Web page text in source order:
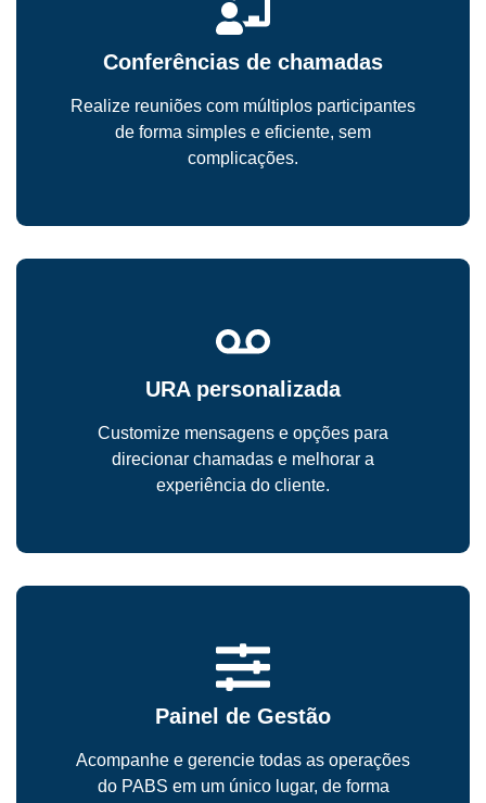
Conferências de chamadas
Realize reuniões com múltiplos participantes
de forma simples e eficiente, sem
complicações.
URA personalizada
Customize mensagens e opções para
direcionar chamadas e melhorar a
experiência do cliente.
Painel de Gestão
Acompanhe e gerencie todas as operações
do PABS em um único lugar, de forma